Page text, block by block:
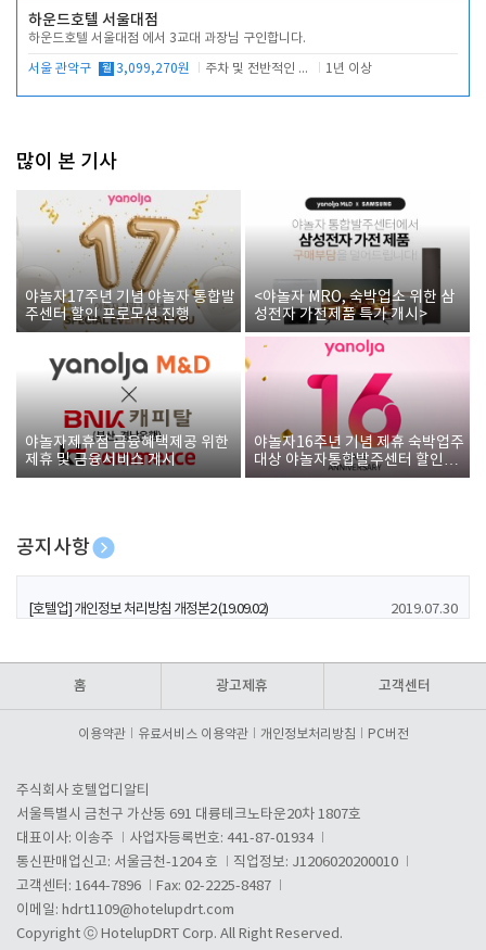
하운드호텔 서울대점
하운드호텔 서울대점 에서 3교대 과장님 구인합니다.
서울 관악구 월 3,099,270원 주차 및 전반적인 당번업무 1년 이상
많이 본 기사
야놀자17주년 기념 야놀자 통합발
주센터 할인 프로모션 진행
<야놀자 MRO, 숙박업소 위한 삼
성전자 가전제품 특가 개시>
야놀자제휴점 금융혜택제공 위한
제휴 및 금융서비스 게시
야놀자16주년 기념 제휴 숙박업주
대상 야놀자통합발주센터 할인쿠
폰 증정
공지사항
[호텔업] 유료서비스 이용약관 개정본2 (19.09.02)
[호텔업] 개인정보 처리방침 개정본2 (19.09.02)
홈 광고제휴 고객센터
이용약관 유료서비스 이용약관 개인정보처리방침 PC버전
주식회사 호텔업디알티
서울특별시 금천구 가산동 691 대륭테크노타운20차 1807호
대표이사: 이송주
사업자등록번호: 441-87-01934
통신판매업신고: 서울금천-1204 호
직업정보: J1206020200010
고객센터: 1644-7896
Fax: 02-2225-8487
이메일: hdrt1109@hotelupdrt.com
Copyright ⓒ HotelupDRT Corp. All Right Reserved.